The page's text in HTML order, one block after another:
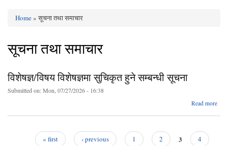
You are here
Home» सूचना तथा समाचार
सूचना तथा समाचार
विशेषज्ञ/विषय विशेषज्ञमा सुचिकृत हुने सम्बन्धी सूचना
Submitted on:Mon, 07/27/2026 - 16:38
Read more
« first ‹ previous 1 2 3
4